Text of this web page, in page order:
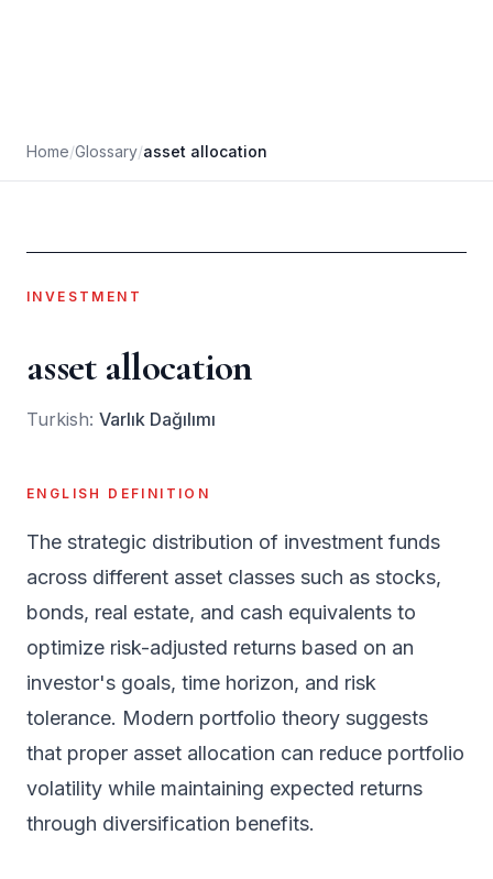
Home/Glossary/asset allocation
INVESTMENT
asset allocation
Turkish: Varlık Dağılımı
ENGLISH DEFINITION
The strategic distribution of investment funds
across different asset classes such as stocks,
bonds, real estate, and cash equivalents to
optimize risk-adjusted returns based on an
investor's goals, time horizon, and risk
tolerance. Modern portfolio theory suggests
that proper asset allocation can reduce portfolio
volatility while maintaining expected returns
through diversification benefits.